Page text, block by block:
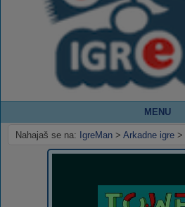
MENU
Nahajaš se na: IgreMan > Arkadne igre >